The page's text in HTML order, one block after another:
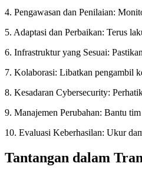
4. Pengawasan dan Penilaian:
5. Adaptasi dan Perbaikan: Terus
6. Infrastruktur yang Sesuai:
7. Kolaborasi: Libatkan pengambil
8. Kesadaran Cybersecurity:
9. Manajemen Perubahan: Bantu
10. Evaluasi Keberhasilan: Ukur
Tantangan dalam